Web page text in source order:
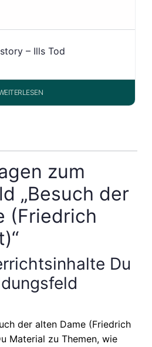
– Ills Tod
zum
„Besuch der
(Friedrich
Du
der alten Dame (Friedrich
Material zu Themen, wie